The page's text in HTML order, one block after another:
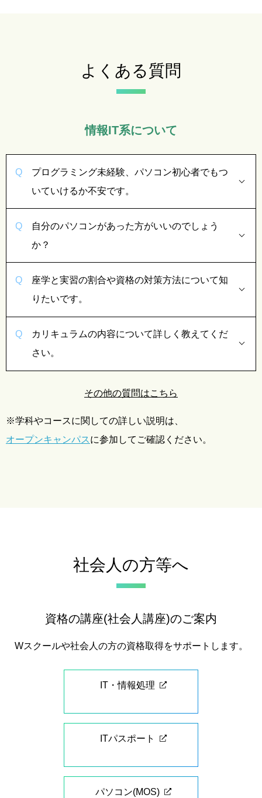
よくある質問
情報IT系について
プログラミング未経験、パソコン初心者でもつ
いていけるか不安です。
自分のパソコンがあった方がいいのでしょう
か？
座学と実習の割合や資格の対策方法について知
りたいです。
カリキュラムの内容について詳しく教えてくだ
さい。
その他の質問はこちら
※学科やコースに関しての詳しい説明は、
オープンキャンパスに参加してご確認ください。
社会人の方等へ
資格の講座(社会人講座)のご案内
Wスクールや社会人の方の資格取得をサポートします。
IT・情報処理
ITパスポート
パソコン(MOS)